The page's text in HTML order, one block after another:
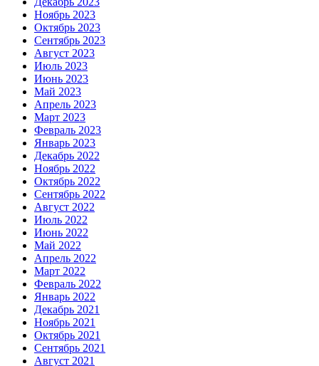
Ноябрь 2023
Октябрь 2023
Сентябрь 2023
Август 2023
Июль 2023
Июнь 2023
Май 2023
Апрель 2023
Март 2023
Февраль 2023
Январь 2023
Декабрь 2022
Ноябрь 2022
Октябрь 2022
Сентябрь 2022
Август 2022
Июль 2022
Июнь 2022
Май 2022
Апрель 2022
Март 2022
Февраль 2022
Январь 2022
Декабрь 2021
Ноябрь 2021
Октябрь 2021
Сентябрь 2021
Август 2021